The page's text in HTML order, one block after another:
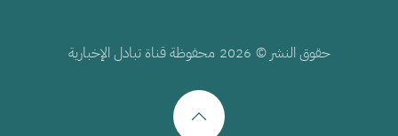
حقوق النشر © 2026 محفوظة قناة تبادل الإخبارية